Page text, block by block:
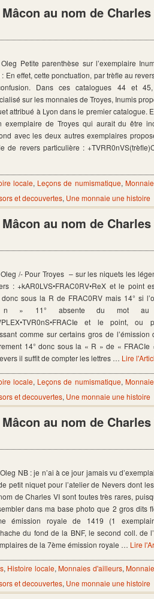
au nom de Charles
Petite parenthèse sur l’exemplaire
En effet, cette ponctuation, par trèfle au
Dans ces catalogues 44 et
sur les monnaies de Troyes, Inumis
attribué à Lyon dans le premier catalogue.
exemplaire de Troyes qui aurait du être
avec les deux autres exemplaires
de revers particulière :
locale, Leçons de numismatique,
et decouvertes, Une monnaie une histoire
au nom de Charles
/- Pour Troyes – sur les niquets les
: +kAR0LVS•FRAC0RV•ReX et le point
donc sous la R de FRAC0RV mais 14° si
» 11° absente du mot au
et le point, ou
comme sur certains gros de l’émission
14° donc sous la « R » de « FRACIe
il suffit de compter les lettres … Lire
locale, Leçons de numismatique,
et decouvertes, Une monnaie une histoire
au nom de Charles
NB : je n’ai à ce jour jamais vu
petit niquet pour l’atelier de Nevers dont
de Charles VI sont toutes très rares,
dans ma base photo que 2 gros dits
émission royale de 1419 (1
du fond de la BNF, le second coll. de
de la 7ème émission royale … Lire
, Histoire locale,Monnaies d'ailleurs,
et decouvertes, Une monnaie une histoire